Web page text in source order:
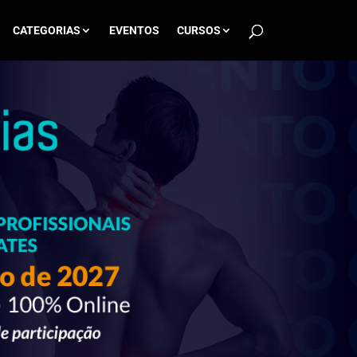
CATEGORIAS EVENTOS CURSOS